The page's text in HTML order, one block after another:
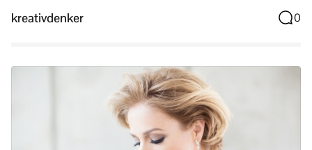
kreativdenker 0